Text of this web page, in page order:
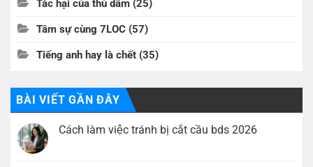
Tác hại của thủ dâm (25)
Tâm sự cùng 7LOC (57)
Tiếng anh hay là chết (35)
BÀI VIẾT GẦN ĐÂY
Cách làm việc tránh bị cắt cầu bds 2026